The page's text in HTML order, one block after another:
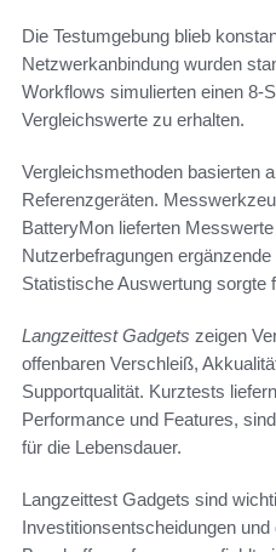
Die Testumgebung blieb
Netzwerkanbindung wurden
Workflows simulierten einen 8-
Vergleichswerte zu erhalten.
Vergleichsmethoden basierten
Referenzgeräten.
BatteryMon lieferten
Nutzerbefragungen
Statistische Auswertung sorgte
Langzeittest Gadgets zeigen
offenbaren Verschleiß,
Supportqualität. Kurztests
Performance und Features,
für die Lebensdauer.
Langzeittest Gadgets sind
Investitionsentscheidungen